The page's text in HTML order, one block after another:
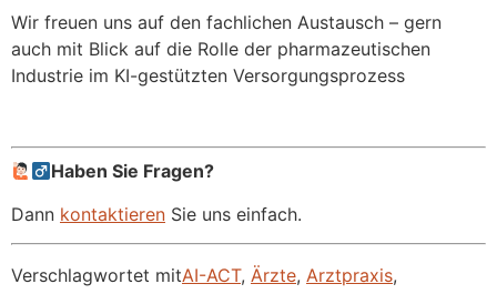
Wir freuen uns auf den fachlichen Austausch – gern
auch mit Blick auf die Rolle der pharmazeutischen
Industrie im KI-gestützten Versorgungsprozess
Haben Sie Fragen?
Dann kontaktieren Sie uns einfach.
Verschlagwortet mitAI-ACT, Ärzte, Arztpraxis,